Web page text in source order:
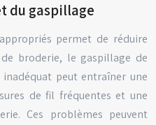
du gaspillage
permet de réduire
broderie, le gaspillage de
peut entraîner une
de fil fréquentes et une
Ces problèmes peuvent